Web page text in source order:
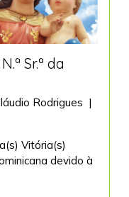
Sr.ª da
Rodrigues 400
N.ª
|
Vitória(s)
devido à